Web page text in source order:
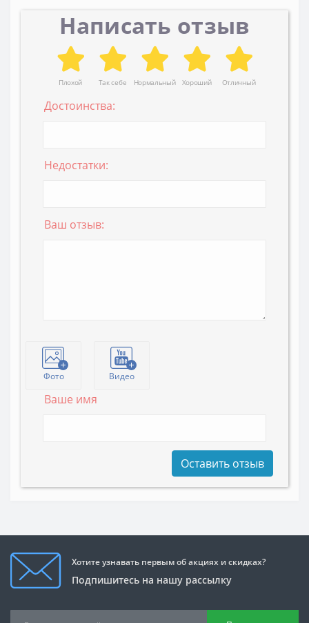
Написать отзыв
Плохой Так себе Нормальный Хороший Отличный
Достоинства:
Недостатки:
Ваш отзыв:
Фото Видео
Ваше имя
Оставить отзыв
Хотите узнавать первым об акциях и скидках?
Подпишитесь на нашу рассылку